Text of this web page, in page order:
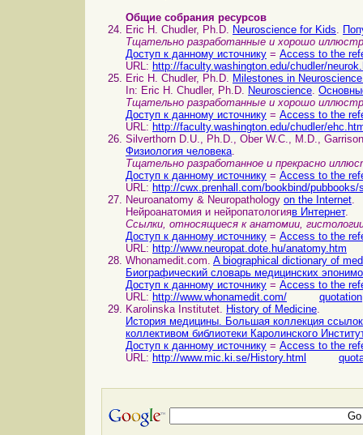
Общие собрания ресурсов
Eric H. Chudler, Ph.D. Neuroscience for Kids
Тщательно разработанные и хорошо
Доступ к данному источнику = Access to the
URL: http://faculty.washington.edu/chudler/
Eric H. Chudler, Ph.D. Milestones in
In: Eric H. Chudler, Ph.D. Neuroscience
Тщательно разработанные и хорошо
Доступ к данному источнику = Access to the
URL: http://faculty.washington.edu/chudler/
Silverthorn D.U., Ph.D., Ober W.C., M.D.,
Физиология человека
Тщательно разработанное и прекрасно
Доступ к данному источнику = Access to the
URL: http://cwx.prenhall.com/bookbind/pubbooks/
Neuroanatomy & Neuropathology on the Internet
Нейроанатомия и нейропатологияв Интернет.
Ссылки, относящиеся к анатомии,
Доступ к данному источнику = Access to the
URL: http://www.neuropat.dote.hu/anatomy.htm
Whonamedit.com. A biographical dictionary of
Биографический словарь медицинских
Доступ к данному источнику = Access to the
URL: http://www.whonamedit.com/
quotation
Karolinska Institutet. History of Medicine
История медицины. Большая коллекция
коллективом библиотеки Каролинского
Доступ к данному источнику = Access to the
URL: http://www.mic.ki.se/History.html